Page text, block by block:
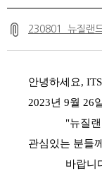
230801_뉴질랜
안녕하세요,
2023년 9월 26
"뉴질
관심있는 분들
바랍니